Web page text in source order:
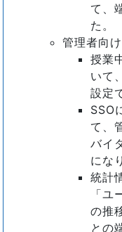
て、
た。
管理者向け
授業
いて
設定
SSO
て、
バイ
にな
統計
「
の推
との